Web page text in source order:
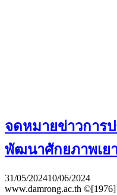
จดหมายข่าวการ
พัฒนาศักยภาพเย
31/05/202410/06/2024
www.damrong.ac.th ©[1976]